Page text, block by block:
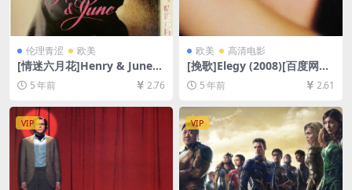
伦理青涩 欧美
[情迷六月花]Henry & June
(1990)[百度网盘+迅雷云盘资
源1080P超清未删减][MP4/6.
+防和谐压缩包（含解压密
码）】
5 年前 2.76
欧美 高清电影
[挽歌]Elegy (2008)[百度网盘
+迅雷云盘资源1080P超清未
删减][MP4/7.2GB][中英字幕]
5 年前 2.61
VIP VIP